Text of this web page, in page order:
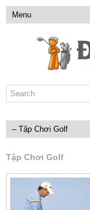
Tập Chơi Golf